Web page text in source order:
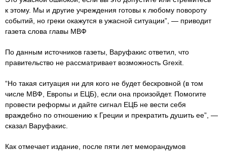
к этому. Мы и другие учреждения готовы к любому повороту
событий, но греки окажутся в ужасной ситуации”, — приводит
газета слова главы МВФ
По данным источников газеты, Варуфакис ответил, что
правительство не рассматривает возможность Grexit.
“Но такая ситуация ни для кого не будет бескровной (в том
числе МВФ, Европы и ЕЦБ), если она произойдет. Помогите
провести реформы и дайте сигнал ЕЦБ не вести себя
враждебно по отношению к Греции и прекратить душить ее”, —
сказал Варуфакис.
Как отмечает издание, после пяти лет меморандумов